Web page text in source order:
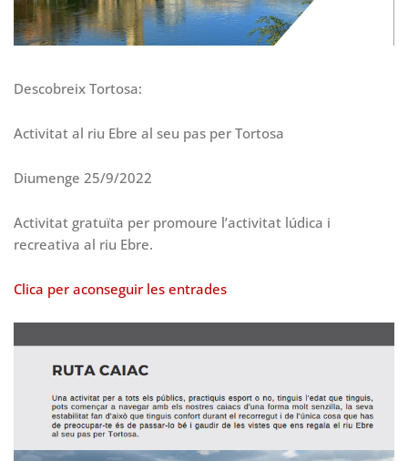
Descobreix Tortosa:
Activitat al riu Ebre al seu pas per Tortosa
Diumenge 25/9/2022
Activitat gratuïta per promoure l’activitat lúdica i
recreativa al riu Ebre.
Clica per aconseguir les entrades